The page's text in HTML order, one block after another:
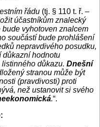
řádu (tj. § 110 t. ř. –
účastníkům znalecký
vyhotoven znalcem
součástí bude prohlášení
nepravdivého posudku,
důkazní hodnotu
důkazu. Dnešní
stranou může být
(pravdivosti) proti
než ustanovit si svého
.“.